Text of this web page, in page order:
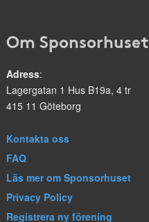
Om Sponsorhuset
Adress:
Lagergatan 1 Hus B19a, 4 tr
415 11 Göteborg
Kontakta oss
FAQ
Läs mer om Sponsorhuset
Privacy Policy
Registrera ny förening